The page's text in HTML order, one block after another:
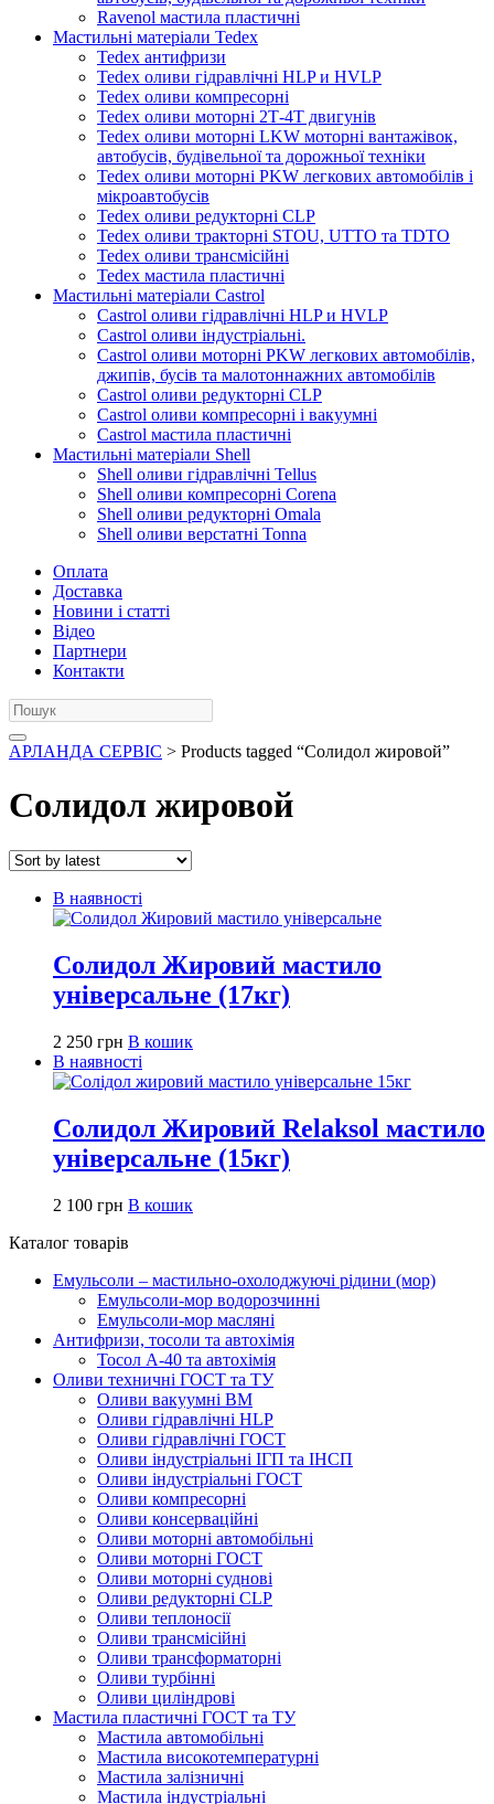
Ravenol мастила пластичні
Мастильні матеріали Tedex
Tedex антифризи
Tedex оливи гідравлічні HLP и HVLP
Tedex оливи компресорні
Tedex оливи моторні 2Т-4Т двигунів
Tedex оливи моторні LKW моторні вантажівок,
автобусів, будівельної та дорожньої техніки
Tedex оливи моторні PKW легкових автомобілів і
мікроавтобусів
Tedex оливи редукторні CLP
Tedex оливи тракторні STOU, UTTO та TDTO
Tedex оливи трансмісійні
Tedex мастила пластичні
Мастильні матеріали Castrol
Castrol оливи гідравлічні HLP и HVLP
Castrol оливи індустріальні.
Castrol оливи моторні PKW легкових автомобілів,
джипів, бусів та малотоннажних автомобілів
Castrol оливи редукторні CLP
Castrol оливи компресорні і вакуумні
Castrol мастила пластичні
Мастильні матеріали Shell
Shell оливи гідравлічні Tellus
Shell оливи компресорні Corena
Shell оливи редукторні Omala
Shell оливи верстатні Tonna
Оплата
Доставка
Новини і статті
Відео
Партнери
Контакти
АРЛАНДА СЕРВІС > Products tagged “Солидол жировой”
Солидол жировой
В наявності
Солидол Жировий мастило
універсальне (17кг)
2 250 грн В кошик
В наявності
Солидол Жировий Relaksol мастило
універсальне (15кг)
2 100 грн В кошик
Каталог товарів
Емульсоли – мастильно-охолоджуючі рідини (мор)
Емульсоли-мор водорозчинні
Емульсоли-мор масляні
Антифризи, тосоли та автохімія
Тосол А-40 та автохімія
Оливи техничні ГОСТ та ТУ
Оливи вакуумні ВМ
Оливи гідравлічні HLP
Оливи гідравлічні ГОСТ
Оливи індустріальні ІГП та ІНСП
Оливи індустріальні ГОСТ
Оливи компресорні
Оливи консерваційні
Оливи моторні автомобільні
Оливи моторні ГОСТ
Оливи моторні суднові
Оливи редукторні CLP
Оливи теплоносії
Оливи трансмісійні
Оливи трансформаторні
Оливи турбінні
Оливи циліндрові
Мастила пластичні ГОСТ та ТУ
Мастила автомобільні
Мастила високотемпературні
Мастила залізничні
Мастила індустріальні